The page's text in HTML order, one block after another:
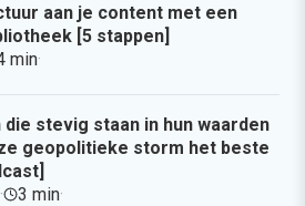
aan je content met een
[5 stappen]
min·
die stevig staan in hun waarden
geopolitieke storm het beste
· 3 min·